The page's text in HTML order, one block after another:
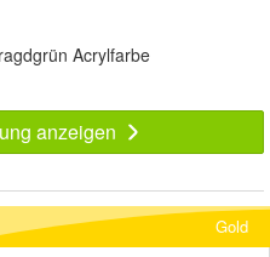
Acrylfarbe
anzeigen
Gold